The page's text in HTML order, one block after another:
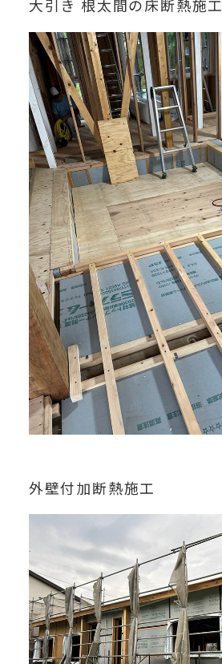
大引き 根太間の床断熱施工
外壁付加断熱施工